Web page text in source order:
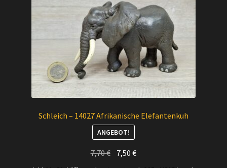
Schleich – 14027 Afrikanische Elefantenkuh
ANGEBOT!
7,70€ Ursprünglicher
7,50€Aktueller